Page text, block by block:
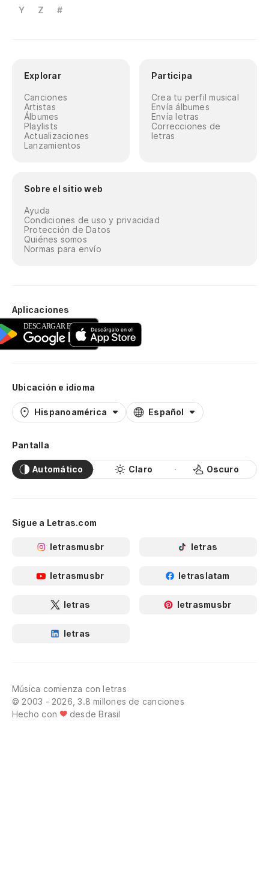
Y
Z #
Explorar
Canciones
Artistas
Álbumes
Playlists
Actualizaciones
Lanzamientos
Participa
Crea tu perfil musical
Envía álbumes
Envía letras
Correcciones de
letras
Sobre el sitio web
Ayuda
Condiciones de uso y privacidad
Protección de Datos
Quiénes somos
Normas para envío
Aplicaciones
Ubicación e idioma
Hispanoamérica Español
Pantalla
Automático Claro Oscuro
Sigue a Letras.com
letrasmusbr letras
letrasmusbr letraslatam
letras letrasmusbr
letras
Música comienza con letras
© 2003 - 2026, 3.8 millones de canciones
Hecho con
desde Brasil